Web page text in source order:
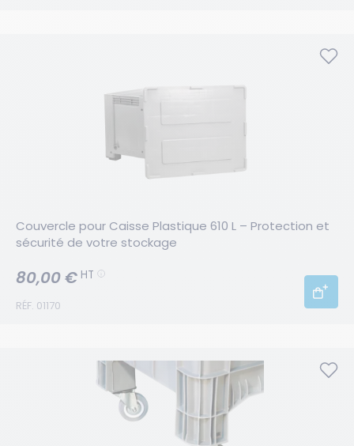
Couvercle pour Caisse Plastique 610 L – Protection et
sécurité de votre stockage
RÉF. 01170
80,00 € HT